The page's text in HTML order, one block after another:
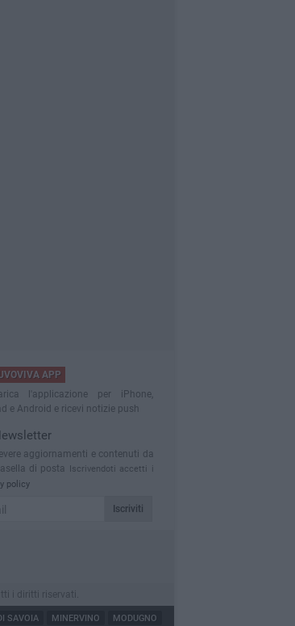
APP
l'applicazione per iPhone,
e Android e ricevi notizie push
aggiornamenti e contenuti da
di posta Iscrivendoti accetti i
policy
Iscriviti
i diritti riservati.
SAVOIA MINERVINO MODUGNO